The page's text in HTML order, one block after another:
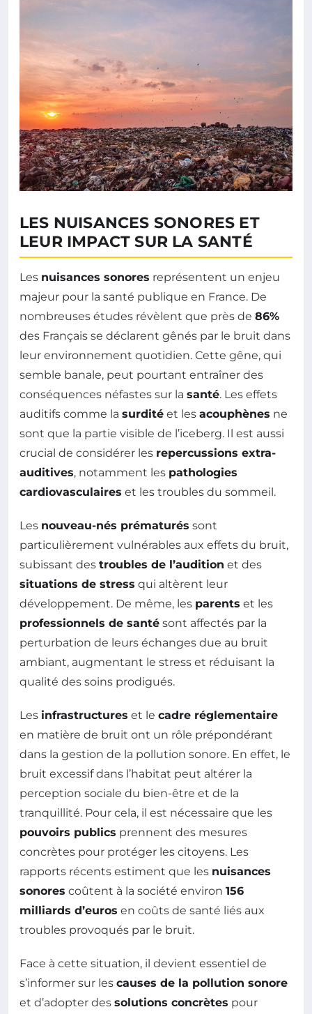
LES NUISANCES SONORES ET
LEUR IMPACT SUR LA SANTÉ
Les nuisances sonores représentent un enjeu
majeur pour la santé publique en France. De
nombreuses études révèlent que près de 86%
des Français se déclarent gênés par le bruit dans
leur environnement quotidien. Cette gêne, qui
semble banale, peut pourtant entraîner des
conséquences néfastes sur la santé. Les effets
auditifs comme la surdité et les acouphènes ne
sont que la partie visible de l’iceberg. Il est aussi
crucial de considérer les repercussions extra-
auditives, notamment les pathologies
cardiovasculaires et les troubles du sommeil.
Les nouveau-nés prématurés sont
particulièrement vulnérables aux effets du bruit,
subissant des troubles de l’audition et des
situations de stress qui altèrent leur
développement. De même, les parents et les
professionnels de santé sont affectés par la
perturbation de leurs échanges due au bruit
ambiant, augmentant le stress et réduisant la
qualité des soins prodigués.
Les infrastructures et le cadre réglementaire
en matière de bruit ont un rôle prépondérant
dans la gestion de la pollution sonore. En effet, le
bruit excessif dans l’habitat peut altérer la
perception sociale du bien-être et de la
tranquillité. Pour cela, il est nécessaire que les
pouvoirs publics prennent des mesures
concrètes pour protéger les citoyens. Les
rapports récents estiment que les nuisances
sonores coûtent à la société environ 156
milliards d’euros en coûts de santé liés aux
troubles provoqués par le bruit.
Face à cette situation, il devient essentiel de
s’informer sur les causes de la pollution sonore
et d’adopter des solutions concrètes pour